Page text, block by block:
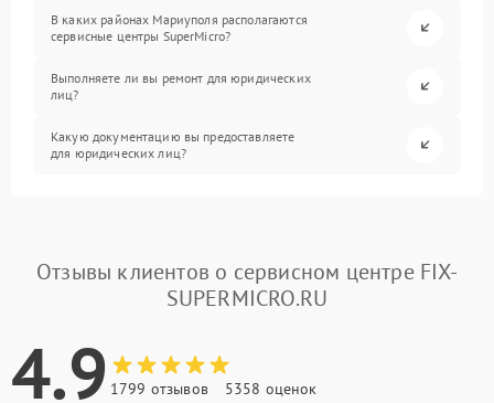
В каких районах Мариуполя располагаются
сервисные центры SuperMicro?
Выполняете ли вы ремонт для юридических
лиц?
Какую документацию вы предоставляете
для юридических лиц?
Отзывы клиентов о сервисном центре FIX-
SUPERMICRO.RU
4.9 1799 отзывов 5358 оценок